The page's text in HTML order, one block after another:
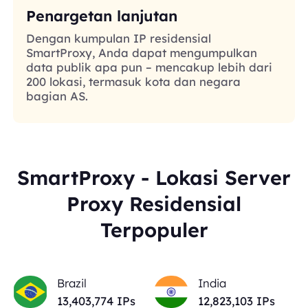
Penargetan lanjutan
Dengan kumpulan IP residensial
SmartProxy, Anda dapat mengumpulkan
data publik apa pun – mencakup lebih dari
200 lokasi, termasuk kota dan negara
bagian AS.
SmartProxy - Lokasi Server
Proxy Residensial
Terpopuler
Brazil
13,403,774 IPs
India
12,823,103 IPs